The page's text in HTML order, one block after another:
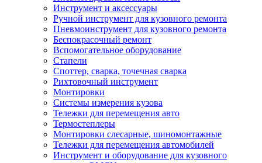
Инструмент и аксессуары
Ручной инструмент для кузовного ремонта
Пневмоинструмент для кузовного ремонта
Беспокрасочный ремонт
Вспомогательное оборудование
Стапели
Споттер, сварка, точечная сварка
Рихтовочный инструмент
Монтировки
Системы измерения кузова
Тележки для перемещения авто
Термостеплеры
Монтировки слесарные, шиномонтажные
Тележки для перемещения автомобилей
Инструмент и оборудование для кузовного